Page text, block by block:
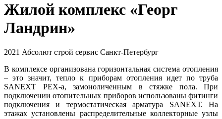
Жилой комплекс «Георг
Ландрин»
2021 Абсолют строй сервис Санкт-Петербург
В комплексе организована горизонтальная система отопления
– это значит, тепло к приборам отопления идет по труба
SANEXT PEX-a, замоноличенным в стяжке пола. При
подключении отопительных приборов использованы фитинги
подключения и термостатическая арматура SANEXТ. На
этажах установлены распределительные коллекторные узлы